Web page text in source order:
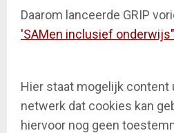
Daarom lanceerde GRIP
'SAMen inclusief onderwijs"
Hier staat mogelijk content
netwerk dat cookies kan
hiervoor nog geen